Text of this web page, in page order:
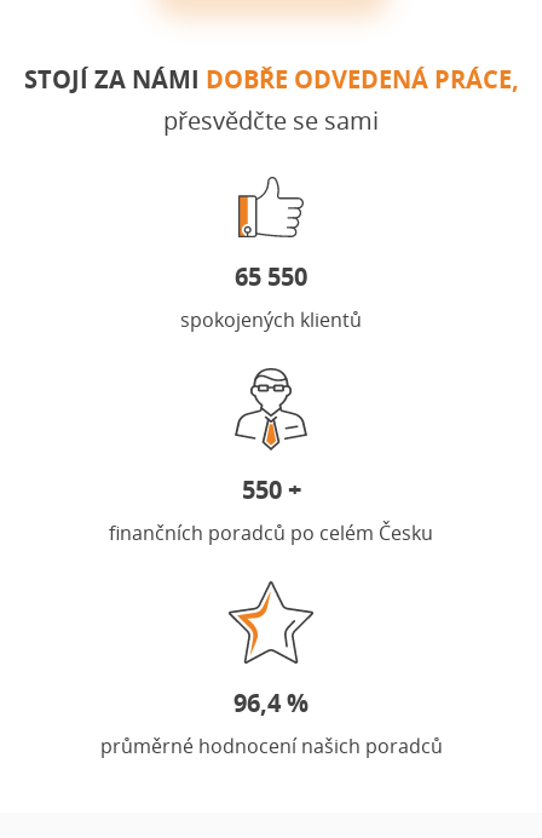
STOJÍ ZA NÁMI DOBŘE ODVEDENÁ PRÁCE,
přesvědčte se sami
65 550
spokojených klientů
550 +
finančních poradců po celém Česku
96,4 %
průměrné hodnocení našich poradců